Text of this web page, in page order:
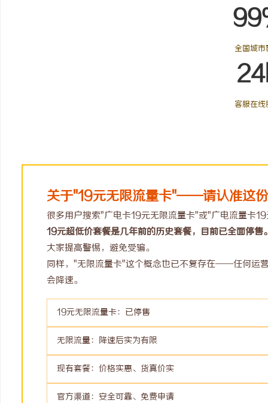
全国城市
客服在线
关于"19元无限流量卡"——请认准这
很多用户搜索"广电卡19元无限流量卡"或"广电流量卡
19元超低价套餐是几年前的历史套餐，目前已全面停售
大家提高警惕，避免受骗。
同样，"无限流量卡"这个概念也已不复存在——任何运
会降速。
19元无限流量卡：已停售
无限流量：降速后实为有限
现有套餐：价格实惠、货真价实
官方渠道：安全可靠、免费申请